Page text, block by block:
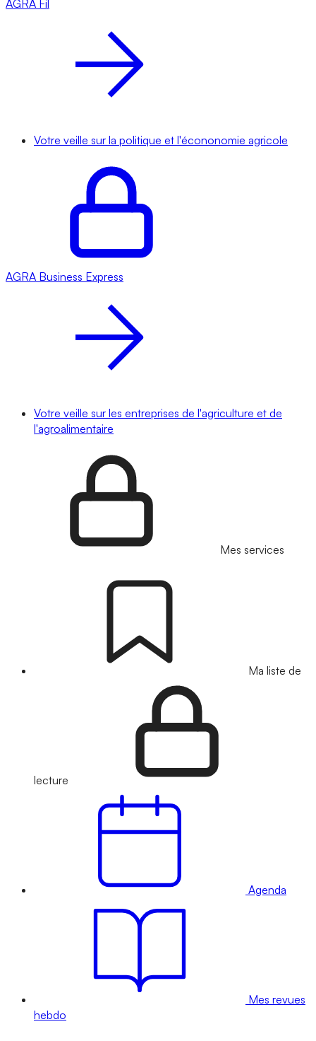
AGRA Fil
Votre veille sur la politique et l'écononomie agricole
AGRA Business Express
Votre veille sur les entreprises de l'agriculture et de
l'agroalimentaire
Mes services
Ma liste de
lecture
Agenda
Mes revues
hebdo